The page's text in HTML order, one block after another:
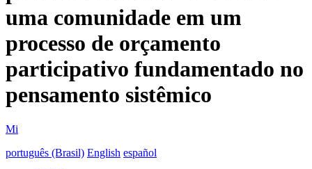
uma comunidade em um
processo de orçamento
participativo fundamentado no
pensamento sistêmico
Mi
português (Brasil) English español